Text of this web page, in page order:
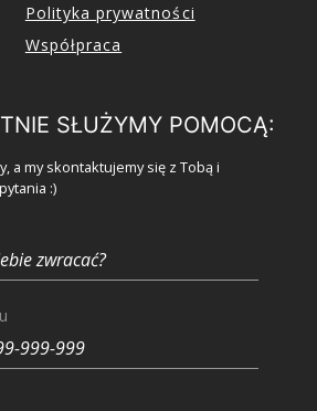
Polityka prywatności
Współpraca
SŁUŻYMY POMOCĄ:
a my skontaktujemy się z Tobą i
:)